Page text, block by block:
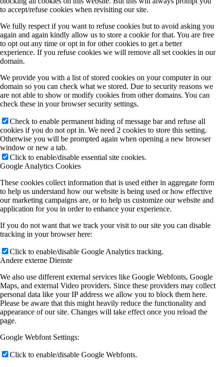
to accept/refuse cookies when revisiting our site.
We fully respect if you want to refuse cookies but to avoid asking you
again and again kindly allow us to store a cookie for that. You are free
to opt out any time or opt in for other cookies to get a better
experience. If you refuse cookies we will remove all set cookies in our
domain.
We provide you with a list of stored cookies on your computer in our
domain so you can check what we stored. Due to security reasons we
are not able to show or modify cookies from other domains. You can
check these in your browser security settings.
Check to enable permanent hiding of message bar and refuse all
cookies if you do not opt in. We need 2 cookies to store this setting.
Otherwise you will be prompted again when opening a new browser
window or new a tab.
Click to enable/disable essential site cookies.
Google Analytics Cookies
These cookies collect information that is used either in aggregate form
to help us understand how our website is being used or how effective
our marketing campaigns are, or to help us customize our website and
application for you in order to enhance your experience.
If you do not want that we track your visit to our site you can disable
tracking in your browser here:
Click to enable/disable Google Analytics tracking.
Andere externe Dienste
We also use different external services like Google Webfonts, Google
Maps, and external Video providers. Since these providers may collect
personal data like your IP address we allow you to block them here.
Please be aware that this might heavily reduce the functionality and
appearance of our site. Changes will take effect once you reload the
page.
Google Webfont Settings:
Click to enable/disable Google Webfonts.